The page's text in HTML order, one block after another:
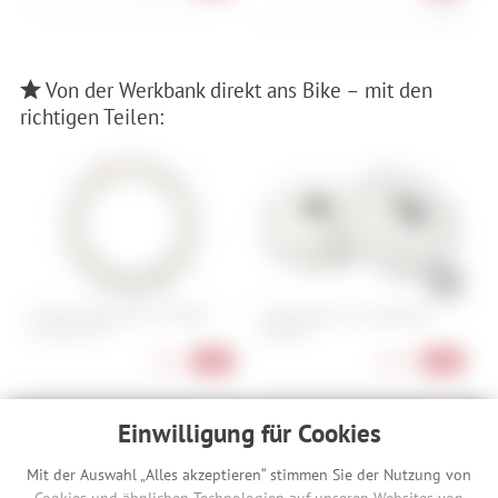
Einwilligung für Cookies
Mit der Auswahl „Alles akzeptieren“ stimmen Sie der Nutzung von
Von der Werkbank direkt ans Bike – mit den
richtigen Teilen:
Beschreibung